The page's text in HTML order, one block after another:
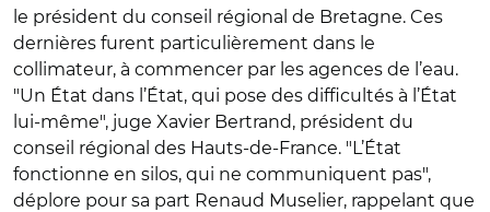
le président du conseil régional de Bretagne. Ces
dernières furent particulièrement dans le
collimateur, à commencer par les agences de l’eau.
"Un État dans l’État, qui pose des difficultés à l’État
lui-même", juge Xavier Bertrand, président du
conseil régional des Hauts-de-France. "L’État
fonctionne en silos, qui ne communiquent pas",
déplore pour sa part Renaud Muselier, rappelant que